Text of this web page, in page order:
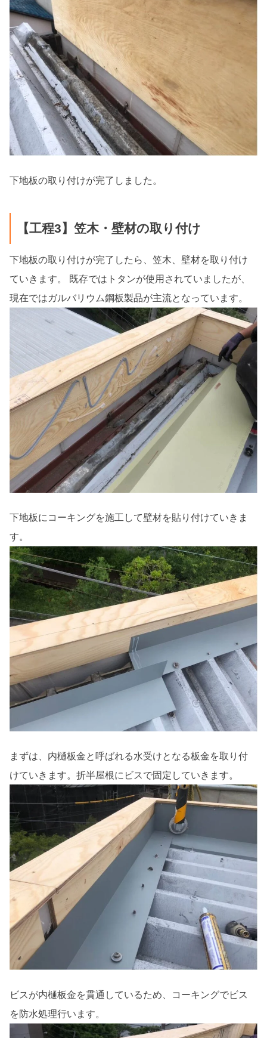
下地板の取り付けが完了しました。
【工程3】笠木・壁材の取り付け
下地板の取り付けが完了したら、笠木、壁材を取り付け
ていきます。 既存ではトタンが使用されていましたが、
現在ではガルバリウム鋼板製品が主流となっています。
下地板にコーキングを施工して壁材を貼り付けていきま
す。
まずは、内樋板金と呼ばれる水受けとなる板金を取り付
けていきます。折半屋根にビスで固定していきます。
ビスが内樋板金を貫通しているため、コーキングでビス
を防水処理行います。